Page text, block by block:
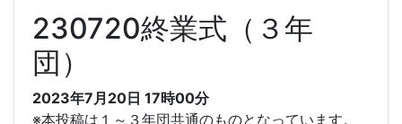
230720終業式（３年
団）
2023年7月20日 17時00分
※本投稿は１～３年団共通のものとなっています。